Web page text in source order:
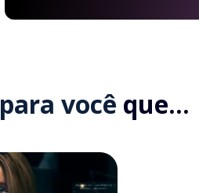
para você que...